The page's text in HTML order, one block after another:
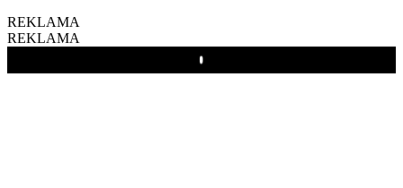
REKLAMA
REKLAMA
Play